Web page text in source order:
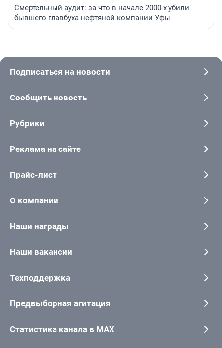
Смертельный аудит: за что в начале 2000-х убили
бывшего главбуха нефтяной компании Уфы
Подписаться на новости
Сообщить новость
Рубрики
Реклама на сайте
Прайс-лист
О компании
Наши награды
Наши вакансии
Техподдержка
Предвыборная агитация
Статистика канала в MAX